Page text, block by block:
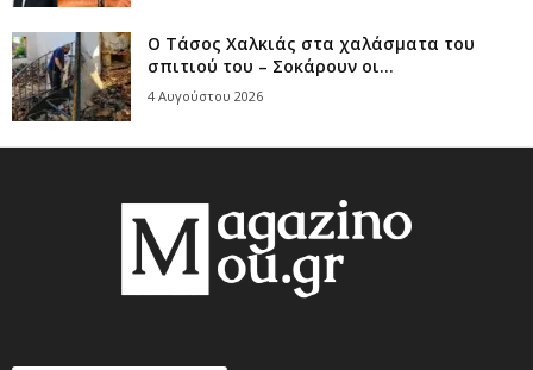
Ο Τάσος Χαλκιάς στα χαλάσματα του
σπιτιού του – Σοκάρουν οι...
4 Αυγούστου 2026